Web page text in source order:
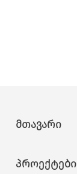
მთავარი
პროექტები